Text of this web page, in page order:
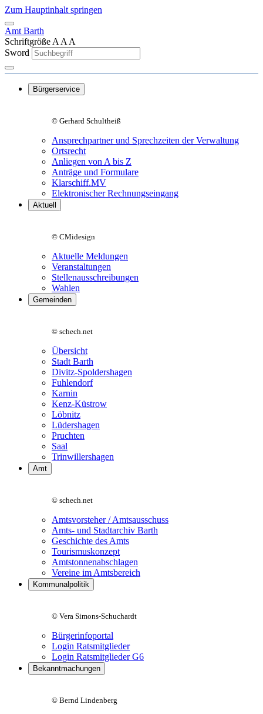
Zum Hauptinhalt springen
Amt Barth
Schriftgröße A A A
Sword
Bürgerservice
© Gerhard Schultheiß
Ansprechpartner und Sprechzeiten der Verwaltung
Ortsrecht
Anliegen von A bis Z
Anträge und Formulare
Klarschiff.MV
Elektronischer Rechnungseingang
Aktuell
© CMidesign
Aktuelle Meldungen
Veranstaltungen
Stellenausschreibungen
Wahlen
Gemeinden
© schech.net
Übersicht
Stadt Barth
Divitz-Spoldershagen
Fuhlendorf
Karnin
Kenz-Küstrow
Löbnitz
Lüdershagen
Pruchten
Saal
Trinwillershagen
Amt
© schech.net
Amtsvorsteher / Amtsausschuss
Amts- und Stadtarchiv Barth
Geschichte des Amts
Tourismuskonzept
Amtstonnenabschlagen
Vereine im Amtsbereich
Kommunalpolitik
© Vera Simons-Schuchardt
Bürgerinfoportal
Login Ratsmitglieder
Login Ratsmitglieder G6
Bekanntmachungen
© Bernd Lindenberg